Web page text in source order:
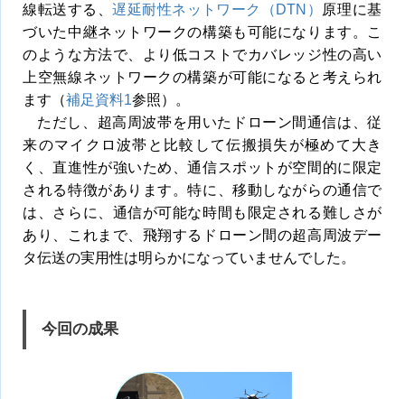
線転送する、遅延耐性ネットワーク（DTN）
原理に基
づいた中継ネットワークの構築も可能になります。こ
のような方法で、より低コストでカバレッジ性の高い
上空無線ネットワークの構築が可能になると考えられ
ます（補足資料1参照）。
ただし、超高周波帯を用いたドローン間通信は、従
来のマイクロ波帯と比較して伝搬損失が極めて大き
く、直進性が強いため、通信スポットが空間的に限定
される特徴があります。特に、移動しながらの通信で
は、さらに、通信が可能な時間も限定される難しさが
あり、これまで、飛翔するドローン間の超高周波デー
タ伝送の実用性は明らかになっていませんでした。
今回の成果